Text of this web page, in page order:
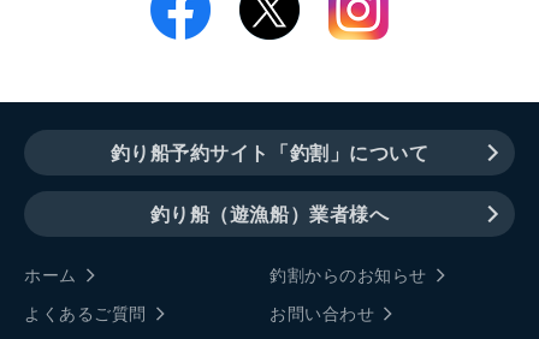
釣り船予約サイト「釣割」について
釣り船（遊漁船）業者様へ
ホーム
釣割からのお知らせ
よくあるご質問
お問い合わせ